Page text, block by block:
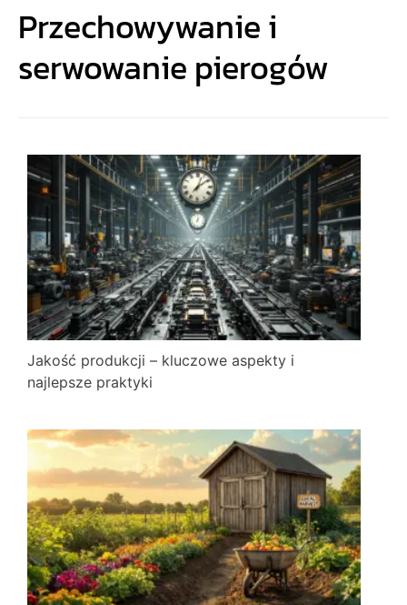
Przechowywanie i
serwowanie pierogów
Jakość produkcji – kluczowe aspekty i
najlepsze praktyki